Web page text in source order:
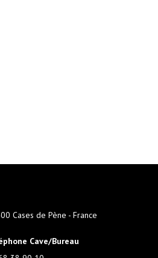
Cases de Pène - France
Cave/Bureau